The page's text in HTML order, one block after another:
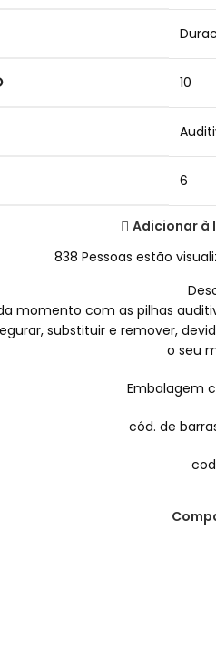
10
6
Adicionar à
838 Pessoas estão
momento com as pilhas
substituir e remover,
o seu
Embalagem
cód. de